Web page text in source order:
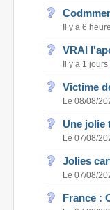
Il y a 6
VRAI
Il y a 1 jours
Victime
Le 08/08/
Une jolie
Le 07/08/
Jolies
Le 07/08/
France :